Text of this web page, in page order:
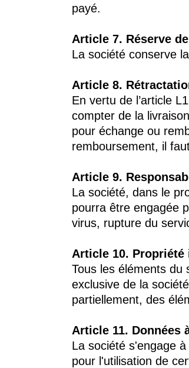
payé.
Article 7. Réserve
La société conserve
Article 8.
En vertu de l’article
compter de la
pour échange ou
remboursement, il
Article 9.
La société, dans le
pourra être engagée
virus, rupture du
Article 10.
Tous les éléments du
exclusive de la
partiellement, des
Article 11. Données
La société s'engage
pour l'utilisation de